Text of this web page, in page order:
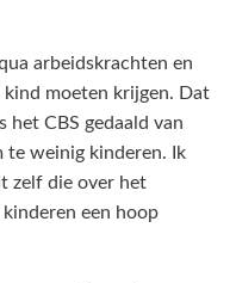
arbeidskrachten en
moeten krijgen. Dat
het CBS gedaald van
te weinig kinderen. Ik
zelf die over het
een hoop